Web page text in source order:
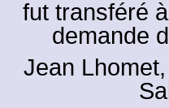
fut transféré
demande
Jean